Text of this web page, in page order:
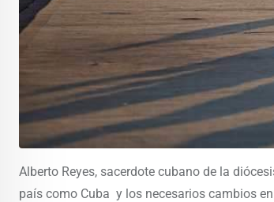
Alberto Reyes, sacerdote cubano de la
país como Cuba y los necesarios cambios